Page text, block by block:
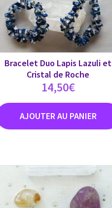
Bracelet Duo Lapis Lazuli et
Cristal de Roche
14,50€